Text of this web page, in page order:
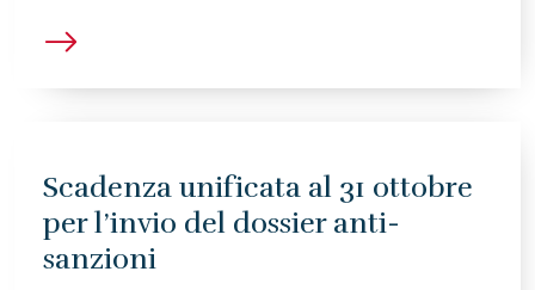
Scadenza unificata al 31 ottobre
per l’invio del dossier anti-
sanzioni